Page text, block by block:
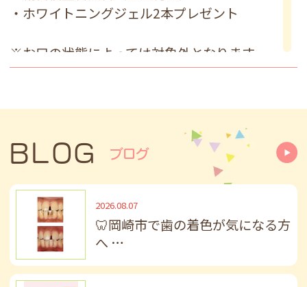
・ホワイトニングジェル2本プレゼント
※お口の状態によっては対象外となります
マウスピース矯正（インビザライン）相
談、成人・お子さんの検診、フッ素、ホワ
イトニングなど
8/3(月)15：30
8/4(火)16：45
8/10(月)11：00
※先着順で承ります
BLOG ブログ
2026.08.07
🦷岡崎市で歯の着色が気になる方
へ …